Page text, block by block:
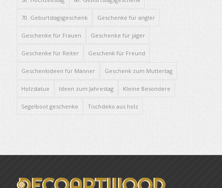
70. Geburtstagsgeschenk Geschenke für angler
Geschenke für Frauen Geschenke für jäger
Geschenke für Reiter Geschenk für Freund
Geschenkideen für Männer Geschenk zum Muttertag
Holzstatue Ideen zum Jahrestag Kleine Besondere
Segelboot geschenke Tischdeko aus holz